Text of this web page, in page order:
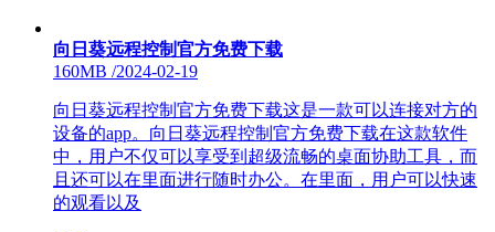
向日葵远程控制官方免费下载
160MB /2024-02-19
向日葵远程控制官方免费下载这是一款可以连接对方的
设备的app。向日葵远程控制官方免费下载在这款软件
中，用户不仅可以享受到超级流畅的桌面协助工具，而
且还可以在里面进行随时办公。在里面，用户可以快速
的观看以及